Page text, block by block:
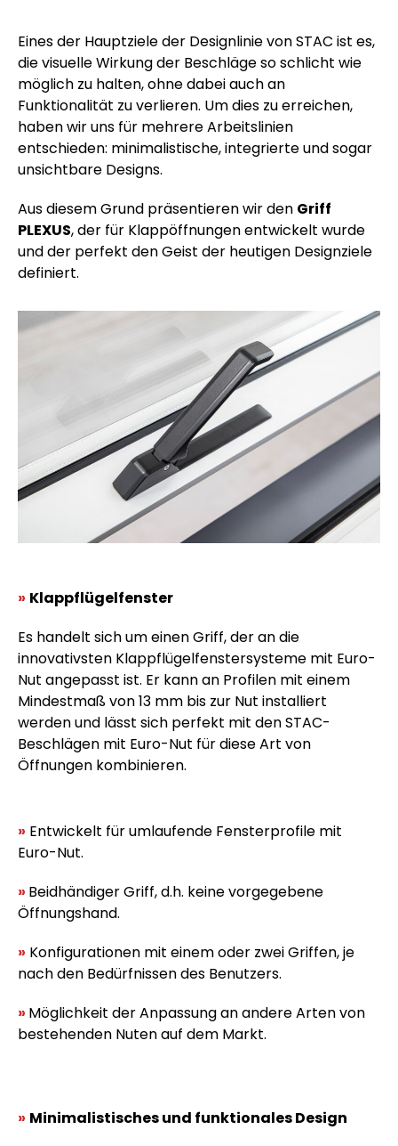
Eines der Hauptziele der Designlinie von STAC ist es,
die visuelle Wirkung der Beschläge so schlicht wie
möglich zu halten, ohne dabei auch an
Funktionalität zu verlieren. Um dies zu erreichen,
haben wir uns für mehrere Arbeitslinien
entschieden: minimalistische, integrierte und sogar
unsichtbare Designs.
Aus diesem Grund präsentieren wir den Griff
PLEXUS, der für Klappöffnungen entwickelt wurde
und der perfekt den Geist der heutigen Designziele
definiert.
» Klappflügelfenster
Es handelt sich um einen Griff, der an die
innovativsten Klappflügelfenstersysteme mit Euro-
Nut angepasst ist. Er kann an Profilen mit einem
Mindestmaß von 13 mm bis zur Nut installiert
werden und lässt sich perfekt mit den STAC-
Beschlägen mit Euro-Nut für diese Art von
Öffnungen kombinieren.
» Entwickelt für umlaufende Fensterprofile mit
Euro-Nut.
» Beidhändiger Griff, d.h. keine vorgegebene
Öffnungshand.
» Konfigurationen mit einem oder zwei Griffen, je
nach den Bedürfnissen des Benutzers.
» Möglichkeit der Anpassung an andere Arten von
bestehenden Nuten auf dem Markt.
» Minimalistisches und funktionales Design